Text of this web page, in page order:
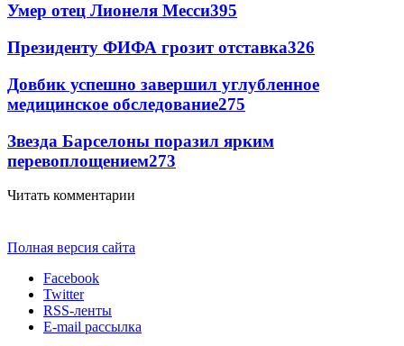
Умер отец Лионеля Месси395
Президенту ФИФА грозит отставка326
Довбик успешно завершил углубленное
медицинское обследование275
Звезда Барселоны поразил ярким
перевоплощением273
Читать комментарии
Полная версия сайта
Facebook
Twitter
RSS-ленты
E-mail рассылка